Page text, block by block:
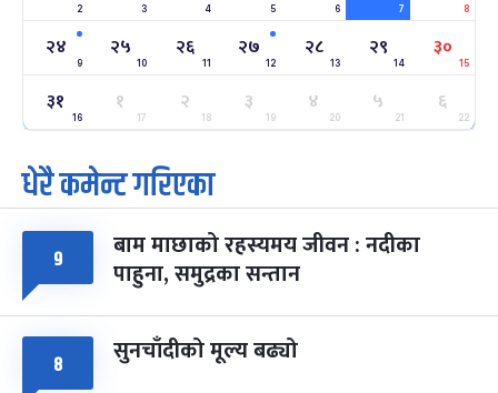
सोम
अन्तराष्ट्रिय नारी दिवस
फाल्गुन २४, २०८३- Mar 8, 2027
७ महिना बाँकी
२५
मंगल
ग्याल्पो ल्होसार
फाल्गुन २५, २०८३ Mar 9, 2027
७ महिना बाँकी
७
आइत
पूर्णिमा व्रत
चैत्र ७, २०८३-Mar 21, 2027
८ फागुपूर्णिमा
चैत्र ८, २०८३-Mar 22, 2027
७ महिना बाँकी
2 3 4 5 6 7 8
२४
9
२५
10
२६
11
२७
12
२८
13
२९
14
३०
15
३१
16
१
17
२
18
३
19
४
20
५
21
६
22
धेरै कमेन्ट गरिएका
९ बाम माछाको रहस्यमय जीवन : नदीका
पाहुना, समुद्रका सन्तान
८ सुनचाँदीको मूल्य बढ्यो